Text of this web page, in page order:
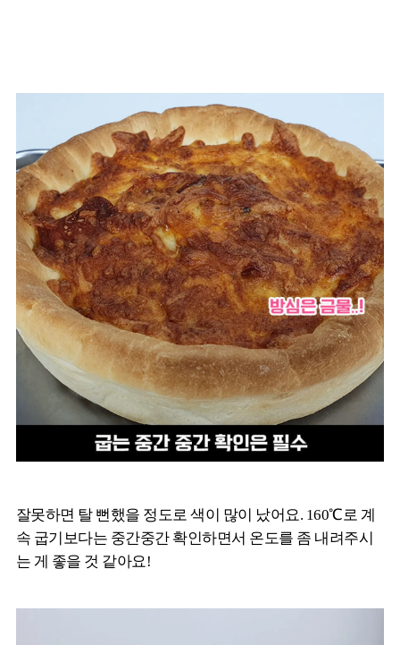
잘못하면 탈 뻔했을 정도로 색이 많이 났어요. 160℃로 계
속 굽기보다는 중간중간 확인하면서 온도를 좀 내려주시
는 게 좋을 것 같아요!